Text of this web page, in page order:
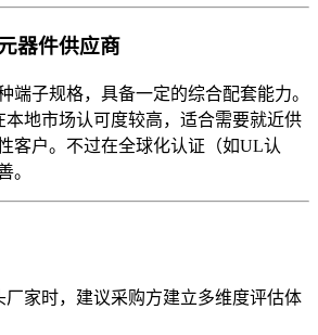
器件供应商
端子规格，具备一定的综合配套能力。
本地市场认可度较高，适合需要就近供
客户。不过在全球化认证（如UL认
。
厂家时，建议采购方建立多维度评估体